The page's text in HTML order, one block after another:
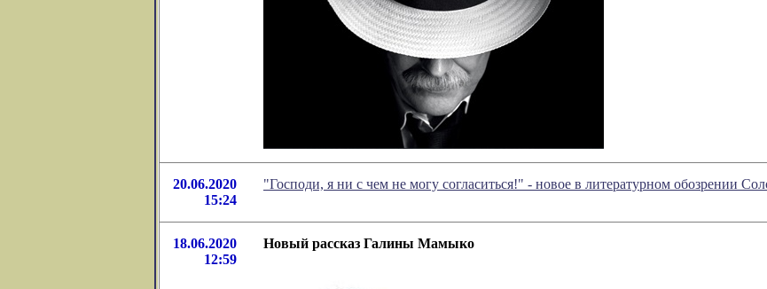
20.06.2020
15:24
"Господи, я ни с чем не могу согласиться!" - новое в литературном обозрении
18.06.2020
12:59
Новый рассказ Галины Мамыко